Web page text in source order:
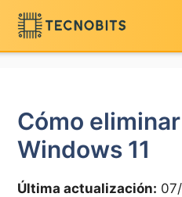
Cómo
Windows 11
Última actualización: